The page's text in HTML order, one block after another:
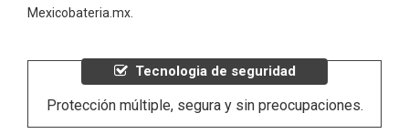
Mexicobateria.mx.
Tecnologia de seguridad
Protección múltiple, segura y sin preocupaciones.